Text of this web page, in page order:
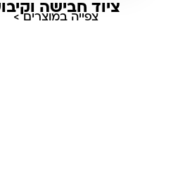
ציוד חבישה
צפייה במוצרים >